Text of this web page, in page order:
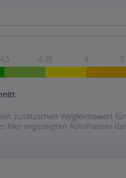
4,5 4,25 4
zusätzlichen Vergleichswert
hier angezeigten Autohauses